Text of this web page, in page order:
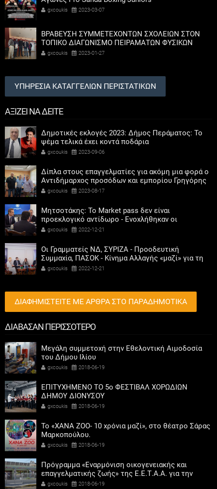
gxcoukis 2023-03-07
ΒΡΑΒΕΥΣΗ ΣΥΜΜΕΤΕΧΟΝΤΩΝ ΣΧΟΛΕΙΩΝ ΣΤΟΝ
ΤΟΠΙΚΟ ΔΙΑΓΩΝΙΣΜΟ ΠΕΙΡΑΜΑΤΩΝ ΦΥΣΙΚΩΝ
ΕΠΙΣΤΗΜΩΝ
gxcoukis 2023-01-27
ΥΠΗΡΕΣΙΑ ΚΑΤΑΓΓΕΛΙΩΝ ΠΕΡΙΣΤΑΤΙΚΩΝ
ΑΞΙΖΕΙ ΝΑ ΔΕΙΤΕ
Δημοτικές εκλογές 2023: Δήμος Περάματος: Το
ψέμα τελικά έχει κοντά ποδάρια
gxcoukis 2023-09-06
Δίπλα στους επαγγελματίες για ακόμη μια φορά ο
Αντιδήμαρχος προσόδων και εμπορίου Γρηγόρης
Καψοκόλης
gxcoukis 2023-08-17
Μητσοτάκης: Το Market pass δεν είναι
προεκλογικό αντίδωρο - Ενοχλήθηκαν οι
αριστεροί του χαβιαριού
gxcoukis 2022-12-21
Οι Γραμματείς ΝΔ, ΣΥΡΙΖΑ - Προοδευτική
Συμμαχία, ΠΑΣΟΚ - Κίνημα Αλλαγής «μαζί» για τη
συμμετοχή των γυναικών στην πολιτική
gxcoukis 2022-12-21
ΔΙΑΦΗΜΙΣΤΕΙΤΕ ΜΕ ΑΡΘΡΑ ΣΤΟ ΠΑΡΑΔΗΜΟΤΙΚΑ
ΔΙΑΒΑΣΑΝ ΠΕΡΙΣΣΟΤΕΡΟ
Μεγάλη συμμετοχή στην Εθελοντική Αιμοδοσία
του Δήμου Ιλίου
gxcoukis 2018-06-19
ΕΠΙΤΥΧΗΜΕΝΟ ΤΟ 5ο ΦΕΣΤΙΒΑΛ ΧΟΡΩΔΙΩΝ
ΔΗΜΟΥ ΔΙΟΝΥΣΟΥ
gxcoukis 2018-06-19
To «ΧΑΝΑ ΖΟΟ- 10 χρόνια μαζί», στο θέατρο Σάρας
Μαρκοπούλου.
gxcoukis 2018-06-19
Πρόγραμμα «Εναρμόνιση οικογενειακής και
επαγγελματικής ζωής» της Ε.Ε.Τ.Α.Α. για την
περίοδο 2018 - 2019
gxcoukis 2018-06-19